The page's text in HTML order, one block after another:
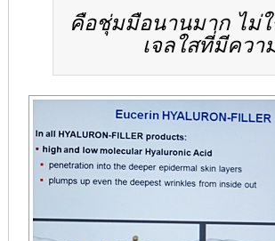
คือชุ่มมือนานมาก ไม่
เจลใสที่มีคว